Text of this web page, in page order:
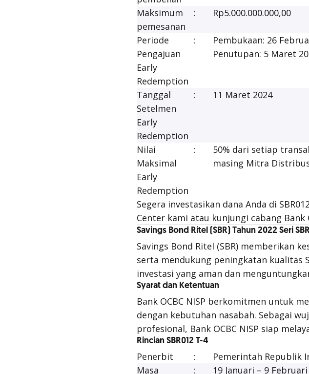
Maksimum
pemesanan
: Rp5.000.000.000,00
Periode
Pengajuan
Early
Redemption
:
Pembukaan: 26
Penutupan: 5 Maret
Tanggal
Setelmen
Early
Redemption
: 11 Maret 2024
Nilai
Maksimal
Early
Redemption
:
50% dari setiap
masing Mitra
Segera investasikan dana Anda di
Center kami atau kunjungi cabang Bank
Savings Bond Ritel (SBR) Tahun 2022 Seri
Savings Bond Ritel (SBR) memberikan
serta mendukung peningkatan kualitas
investasi yang aman dan
Syarat dan Ketentuan
Bank OCBC NISP berkomitmen untuk
dengan kebutuhan nasabah. Sebagai
profesional, Bank OCBC NISP siap
Rincian SBR012 T-4
Penerbit :
Pemerintah Republik
Masa
: 19 Januari – 9 Februari